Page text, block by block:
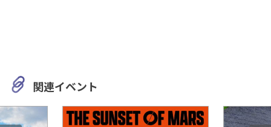
関連イベント